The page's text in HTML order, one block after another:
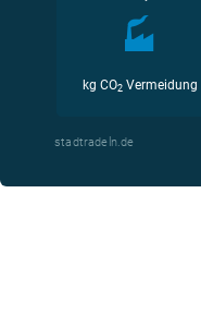
kg CO2Vermeidung
stadtradeln.de